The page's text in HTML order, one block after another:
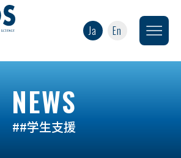
Ja En
NEWS
##学生支援